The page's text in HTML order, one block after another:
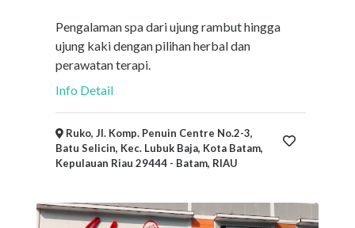
Pengalaman spa dari ujung rambut hingga
ujung kaki dengan pilihan herbal dan
perawatan terapi.
Info Detail
Ruko, Jl. Komp. Penuin Centre No.2-3,
Batu Selicin, Kec. Lubuk Baja, Kota Batam,
Kepulauan Riau 29444 - Batam, RIAU